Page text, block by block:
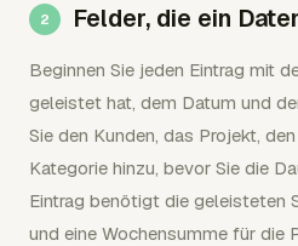
Felder, die ein
Beginnen Sie jeden Eintrag mit
geleistet hat, dem Datum und
Sie den Kunden, das Projekt,
Kategorie hinzu, bevor Sie die
Eintrag benötigt die geleisteten
und eine Wochensumme für die